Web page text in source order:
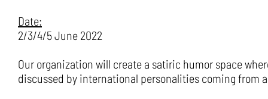
Date:
2/3/4/5 June 2022
Our organization will create a satiric humor space
discussed by international personalities coming from